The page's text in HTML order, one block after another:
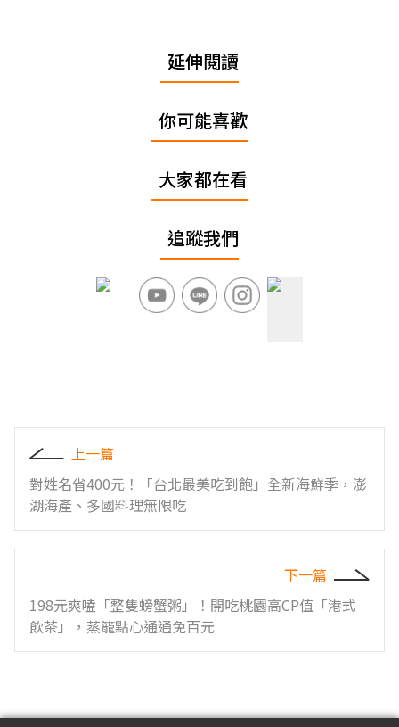
延伸閱讀
你可能喜歡
大家都在看
追蹤我們
上一篇
對姓名省400元！「台北最美吃到飽」全新海鮮季，澎
湖海產、多國料理無限吃
下一篇
198元爽嗑「整隻螃蟹粥」！開吃桃園高CP值「港式
飲茶」，蒸籠點心通通免百元